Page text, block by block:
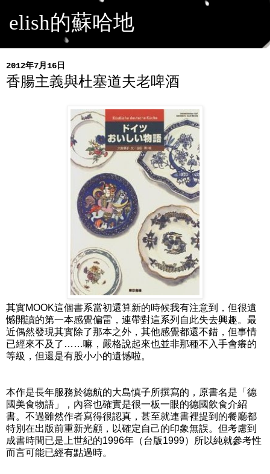
elish的蘇哈地
2012年7月16日
香腸主義與杜塞道夫老啤酒
其實MOOK這個書系當初還算新的時候我有注意到，但很遺
憾開讀的第一本感覺偏雷，連帶對這系列自此失去興趣。最
近偶然發現其實除了那本之外，其他感覺都還不錯，但事情
已經來不及了……嘛，嚴格說起來也並非那種不入手會癢的
等級，但還是有股小小的遺憾啦。
本作是長年服務於德航的大島慎子所撰寫的，原書名是「德
國美食物語」，內容也確實是很一板一眼的德國飲食介紹
書。不過雖然作者寫得很認真，甚至就連書裡提到的餐廳都
特別在出版前重新光顧，以確定自己的印象無誤。但考慮到
成書時間已是上世紀的1996年（台版1999）所以純就參考性
而言可能已經有點過時。